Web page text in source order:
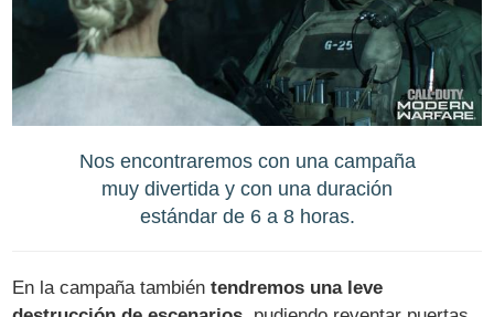
Nos encontraremos con una campaña
muy divertida y con una duración
estándar de 6 a 8 horas.
En la campaña también tendremos una leve